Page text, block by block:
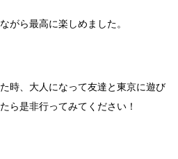
がら最高に楽しめました。
時、大人になって友達と東京に遊び
ら是非行ってみてください！